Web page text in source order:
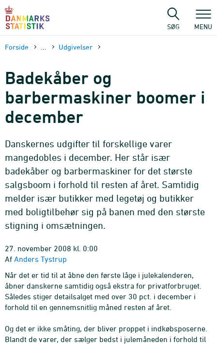
sidens
SØG MENU
Forside Udgivelser
Badekåber og
barbermaskiner boomer i
december
Danskernes udgifter til forskellige varer
mangedobles i december. Her står især
badekåber og barbermaskiner for det største
salgsboom i forhold til resten af året. Samtidig
melder især butikker med legetøj og butikker
med boligtilbehør sig på banen med den største
stigning i omsætningen.
27. november 2008 kl. 0:00
Af Anders Tystrup
Når det er tid til at åbne den første låge i julekalenderen,
åbner danskerne samtidig også ekstra for privatforbruget.
Således stiger detailsalget med over 30 pct. i december i
forhold til en gennemsnitlig måned resten af året.
Og det er ikke småting, der bliver proppet i indkøbsposerne.
Blandt de varer, der sælger bedst i julemåneden i forhold til